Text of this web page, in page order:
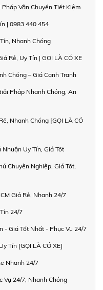
Vận Chuyển Tiết Kiệm
| 0983 440 454
Nhanh Chóng
Rẻ, Uy Tín | GỌI LÀ CÓ XE
Chóng – Giá Cạnh Tranh
Pháp Nhanh Chóng, An
Nhanh Chóng [GỌI LÀ CÓ
Nhuận Uy Tín, Giá Tốt
Chuyên Nghiệp, Giá Tốt,
Giá Rẻ, Nhanh 24/7
24/7
- Giá Tốt Nhất - Phục Vụ 24/7
Tín [GỌI LÀ CÓ XE]
Nhanh 24/7
Vụ 24/7, Nhanh Chóng